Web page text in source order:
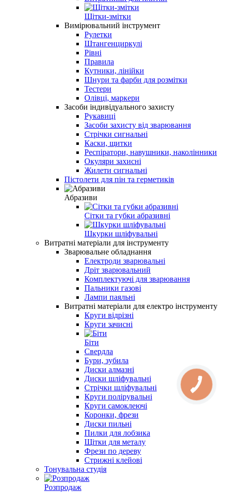
Щітки-змітки
Вимірювальний інструмент
Рулетки
Штангенциркулі
Рівні
Правила
Кутники, лінійки
Шнури та фарби для розмітки
Тестери
Олівці, маркери
Засоби індивідуального захисту
Рукавиці
Засоби захисту від зварювання
Стрічки сигнальні
Каски, щитки
Респіратори, навушники, наколінники
Окуляри захисні
Жилети сигнальні
Пістолети для пін та герметиків
Абразиви
Сітки та губки абразивні
Шкурки шліфувальні
Витратні матеріали для інструменту
Зварювальне обладнання
Електроди зварювальні
Дріт зварювальний
Комплектуючі для зварювання
Пальники газові
Лампи паяльні
Витратні матеріали для електро інструменту
Круги відрізні
Круги зачисні
Біти
Свердла
Бури, зубила
Диски алмазні
Диски шліфувальні
Стрічки шліфувальні
Круги полірувальні
Круги самоклеючі
Коронки, фрези
Диски пильні
Пилки для лобзика
Щітки для металу
Фрези по дереву
Стрижні клейові
Тонувальна студія
Розпродаж